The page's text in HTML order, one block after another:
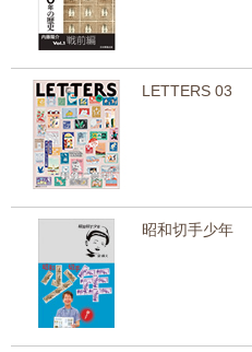
LETTERS 03
昭和切手少年